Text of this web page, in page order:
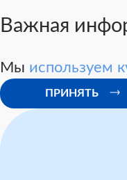
Важная
Мы используем
ПРИНЯТЬ